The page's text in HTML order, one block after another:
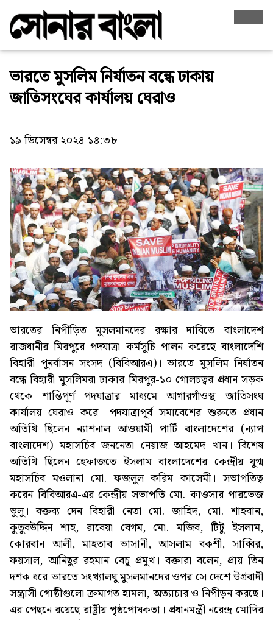
ভারতে মুসলিম নির্যাতন বন্ধে ঢাকায়
জাতিসংঘের কার্যালয় ঘেরাও
১৯ ডিসেম্বর ২০২৪ ১৪:৩৮
ভারতের নিপীড়িত মুসলমানদের রক্ষার দাবিতে বাংলাদেশ
রাজধানীর মিরপুরে পদযাত্রা কর্মসূচি পালন করেছে বাংলাদেশি
বিহারী পুনর্বাসন সংসদ (বিবিআরএ)। ভারতে মুসলিম নির্যাতন
বন্ধে বিহারী মুসলিমরা ঢাকার মিরপুর-১০ গোলচত্বর প্রধান সড়ক
থেকে শান্তিপূর্ণ পদযাত্রার মাধ্যমে আগারগাঁওস্থ জাতিসংঘ
কার্যালয় ঘেরাও করে। পদযাত্রাপূর্ব সমাবেশের শুরুতে প্রধান
অতিথি ছিলেন ন্যাশনাল আওয়ামী পার্টি বাংলাদেশের (ন্যাপ
বাংলাদেশ) মহাসচিব জননেতা নেয়াজ আহমেদ খান। বিশেষ
অতিথি ছিলেন হেফাজতে ইসলাম বাংলাদেশের কেন্দ্রীয় যুগ্ম
মহাসচিব মওলানা মো. ফজলুল করিম কাসেমী। সভাপতিত্ব
করেন বিবিআরএ-এর কেন্দ্রীয় সভাপতি মো. কাওসার পারভেজ
ভুলু। বক্তব্য দেন বিহারী নেতা মো. জাহিদ, মো. শাহবান,
কুতুবউদ্দিন শাহ, রাবেয়া বেগম, মো. মজিব, টিটু ইসলাম,
কোরবান আলী, মাহতাব ভাসানী, আসলাম বকশী, সাব্বির,
ফয়সাল, আনিছুর রহমান বেচু প্রমুখ। বক্তারা বলেন, প্রায় তিন
দশক ধরে ভারতে সংখ্যালঘু মুসলমানদের ওপর সে দেশে উগ্রবাদী
সন্ত্রাসী গোষ্ঠীগুলো ক্রমাগত হামলা, অত্যাচার ও নিপীড়ন করছে।
এর পেছনে রয়েছে রাষ্ট্রীয় পৃষ্ঠপোষকতা। প্রধানমন্ত্রী নরেন্দ্র মোদির